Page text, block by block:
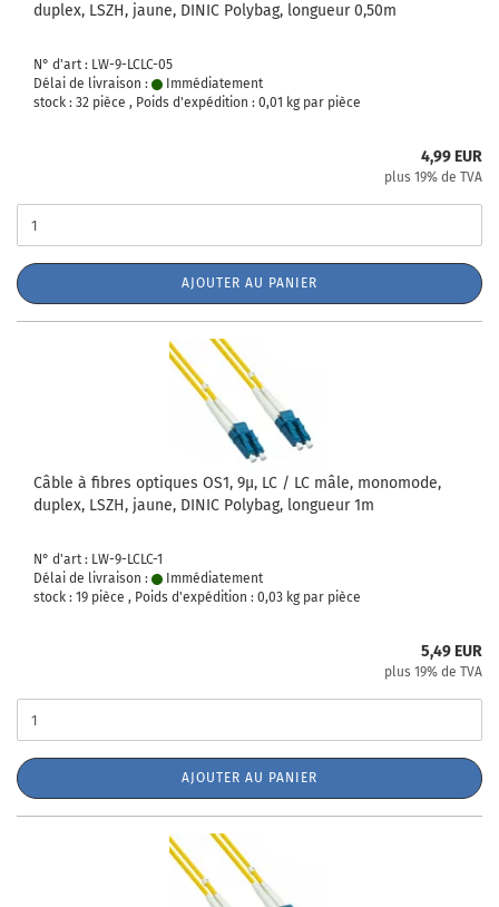
duplex, LSZH, jaune, DINIC Polybag, longueur 0,50m
N° d'art : LW-9-LCLC-05
Délai de livraison :
Immédiatement
stock : 32 pièce , Poids d'expédition : 0,01 kg par pièce
4,99 EUR
plus 19% de TVA
AJOUTER AU PANIER
Câble à fibres optiques OS1, 9µ, LC / LC mâle, monomode,
duplex, LSZH, jaune, DINIC Polybag, longueur 1m
N° d'art : LW-9-LCLC-1
Délai de livraison :
Immédiatement
stock : 19 pièce , Poids d'expédition : 0,03 kg par pièce
5,49 EUR
plus 19% de TVA
AJOUTER AU PANIER